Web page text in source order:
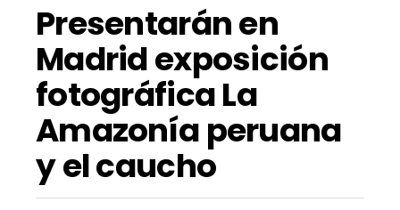
Presentarán en
Madrid exposición
fotográfica La
Amazonía peruana
y el caucho